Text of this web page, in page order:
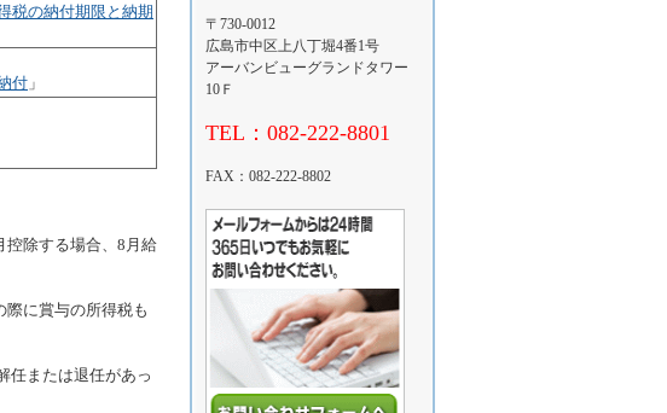
税の納付期限と納期
付 」
除する場合、8月給
に賞与の所得税も
任または退任があっ
〒730-0012
広島市中区上八丁堀4番1号
アーバンビューグランドタワー
10Ｆ
TEL：082-222-8801
FAX：082-222-8802